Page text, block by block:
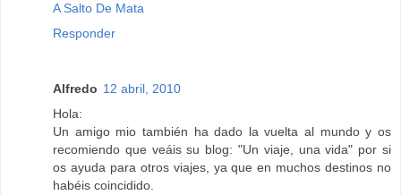
A Salto De Mata
Responder
Alfredo 12 abril, 2010
Hola:
Un amigo mio también ha dado la vuelta al mundo y os
recomiendo que veáis su blog: "Un viaje, una vida" por si
os ayuda para otros viajes, ya que en muchos destinos no
habéis coincidido.